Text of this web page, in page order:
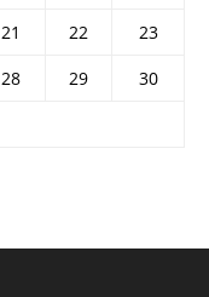
21 22
23
28 29
30